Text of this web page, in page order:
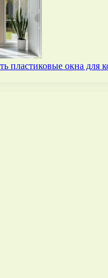
пластиковые окна для